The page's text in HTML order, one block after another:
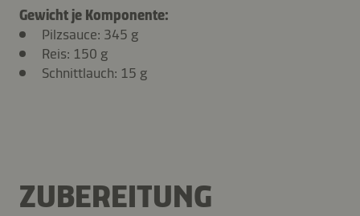
Gewicht je Komponente:
Pilzsauce: 345 g
Reis: 150 g
Schnittlauch: 15 g
ZUBEREITUNG